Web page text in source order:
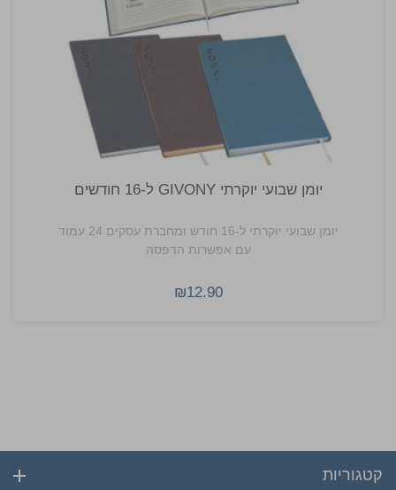
יומן שבועי יוקרתי GIVONY ל-16 חודשים
יומן שבועי יוקרתי ל-16 חודש ומחברת עסקים 24 עמוד
עם אפשרות הדפסה
₪12.90
קטגוריות